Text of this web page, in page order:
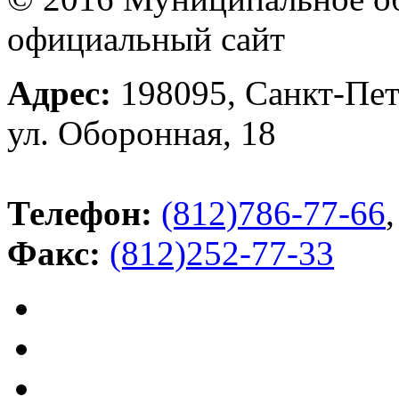
официальный сайт
Адрес: 198095, Санкт-
ул. Оборонная, 18
Телефон: (812)786-77-66,
Факс: (812)252-77-33